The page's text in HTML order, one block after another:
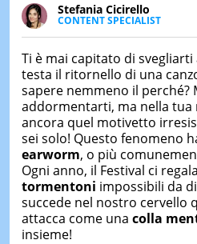
Stefania Cicirello
CONTENT SPECIALIST
Content writer, video
Marketing. Scrive articoli
contenuti per social
Società, Moda e Bellezza.
Ti è mai capitato di
testa il ritornello di una
sapere nemmeno il perché?
addormentarti, ma nella tua
ancora quel motivetto
sei solo! Questo fenomeno
earworm, o più
Ogni anno, il Festival ci
tormentoni impossibili da
succede nel nostro cervello
attacca come una colla
insieme!